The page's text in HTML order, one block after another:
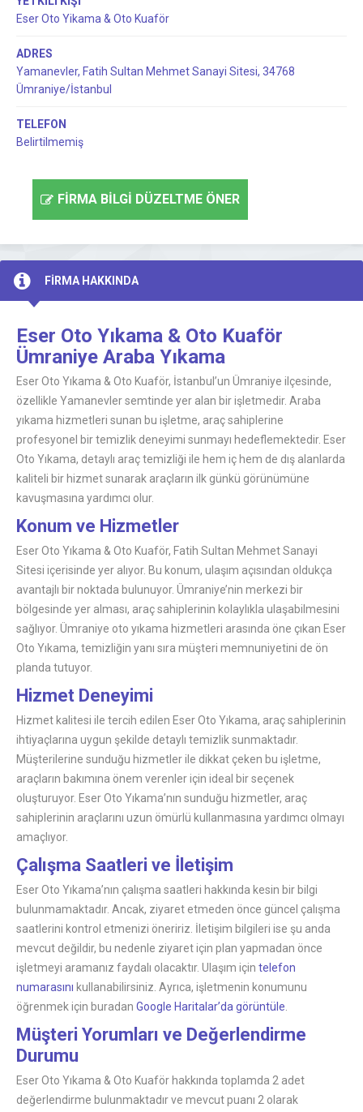
Eser Oto Yikama & Oto Kuaför
ADRES
Yamanevler, Fatih Sultan Mehmet Sanayi Sitesi, 34768
Ümraniye/İstanbul
TELEFON
Belirtilmemiş
FİRMA BİLGİ DÜZELTME ÖNER
FİRMA HAKKINDA
Eser Oto Yıkama & Oto Kuaför
Ümraniye Araba Yıkama
Eser Oto Yıkama & Oto Kuaför, İstanbul’un Ümraniye ilçesinde,
özellikle Yamanevler semtinde yer alan bir işletmedir. Araba
yıkama hizmetleri sunan bu işletme, araç sahiplerine
profesyonel bir temizlik deneyimi sunmayı hedeflemektedir. Eser
Oto Yıkama, detaylı araç temizliği ile hem iç hem de dış alanlarda
kaliteli bir hizmet sunarak araçların ilk günkü görünümüne
kavuşmasına yardımcı olur.
Konum ve Hizmetler
Eser Oto Yıkama & Oto Kuaför, Fatih Sultan Mehmet Sanayi
Sitesi içerisinde yer alıyor. Bu konum, ulaşım açısından oldukça
avantajlı bir noktada bulunuyor. Ümraniye’nin merkezi bir
bölgesinde yer alması, araç sahiplerinin kolaylıkla ulaşabilmesini
sağlıyor. Ümraniye oto yıkama hizmetleri arasında öne çıkan Eser
Oto Yıkama, temizliğin yanı sıra müşteri memnuniyetini de ön
planda tutuyor.
Hizmet Deneyimi
Hizmet kalitesi ile tercih edilen Eser Oto Yıkama, araç sahiplerinin
ihtiyaçlarına uygun şekilde detaylı temizlik sunmaktadır.
Müşterilerine sunduğu hizmetler ile dikkat çeken bu işletme,
araçların bakımına önem verenler için ideal bir seçenek
oluşturuyor. Eser Oto Yıkama’nın sunduğu hizmetler, araç
sahiplerinin araçlarını uzun ömürlü kullanmasına yardımcı olmayı
amaçlıyor.
Çalışma Saatleri ve İletişim
Eser Oto Yıkama’nın çalışma saatleri hakkında kesin bir bilgi
bulunmamaktadır. Ancak, ziyaret etmeden önce güncel çalışma
saatlerini kontrol etmenizi öneririz. İletişim bilgileri ise şu anda
mevcut değildir, bu nedenle ziyaret için plan yapmadan önce
işletmeyi aramanız faydalı olacaktır. Ulaşım için telefon
numarasını kullanabilirsiniz. Ayrıca, işletmenin konumunu
öğrenmek için buradan Google Haritalar’da görüntüle
Müşteri Yorumları ve Değerlendirme
Durumu
Eser Oto Yıkama & Oto Kuaför hakkında toplamda 2 adet
değerlendirme bulunmaktadır ve mevcut puanı 2 olarak